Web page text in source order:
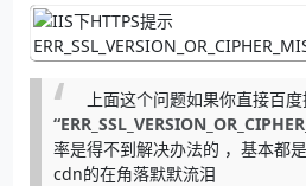
上面这个问题如果你直接百
率是得不到解决办法的 ，基本都
cdn的在角落默默流泪